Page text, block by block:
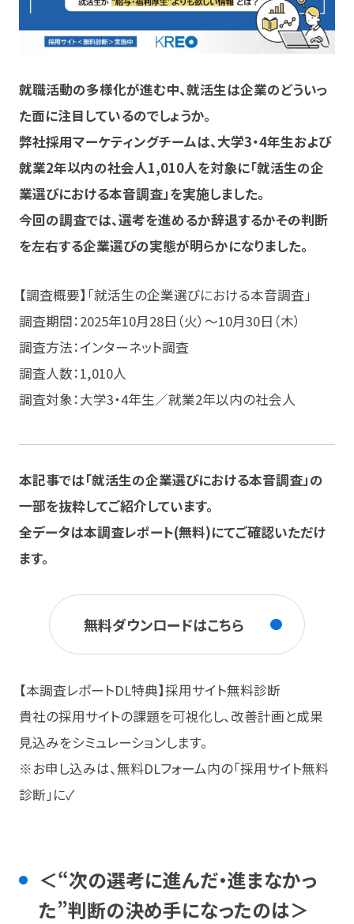
就職活動の多様化が進む中、就活生は企業のどういっ
た面に注目しているのでしょうか。
弊社採用マーケティングチームは、大学3・4年生および
就業2年以内の社会人1,010人を対象に「就活生の企
業選びにおける本音調査」を実施しました。
今回の調査では、選考を進めるか辞退するか――その判断
を左右する企業選びの実態が明らかになりました。
【調査概要】「就活生の企業選びにおける本音調査」
調査期間：2025年10月28日（火）～10月30日（木）
調査方法：インターネット調査
調査人数：1,010人
調査対象：大学3・4年生／就業2年以内の社会人
本記事では「就活生の企業選びにおける本音調査」の
一部を抜粋してご紹介しています。
全データは本調査レポート(無料)にてご確認いただけ
ます。
無料ダウンロードはこちら
【本調査レポートDL特典】採用サイト無料診断
貴社の採用サイトの課題を可視化し、改善計画と成果
見込みをシミュレーションします。
※お申し込みは、無料DLフォーム内の「採用サイト無料
診断」に✓
＜“次の選考に進んだ・進まなかっ
た”判断の決め手になったのは＞